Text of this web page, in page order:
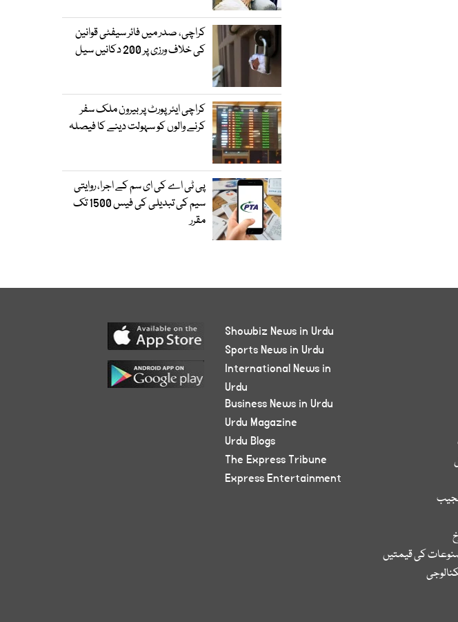
کراچی، صدر میں فائر سیفٹی قوانین
کی خلاف ورزی پر 200 دکانیں سیل
کراچی ایئرپورٹ پر بیرون ملک سفر
کرنے والوں کو سہولت دینے کا فیصلہ
پی ٹی اے کی ای سم کے اجرا، روایتی
سیم کی تبدیلی کی فیس 1500 تک
مقرر
کی قیمتیں
Showbiz News in Urdu
Sports News in Urdu
International News in
Urdu
Business News in Urdu
Urdu Magazine
Urdu Blogs
The Express Tribune
Express Entertainment